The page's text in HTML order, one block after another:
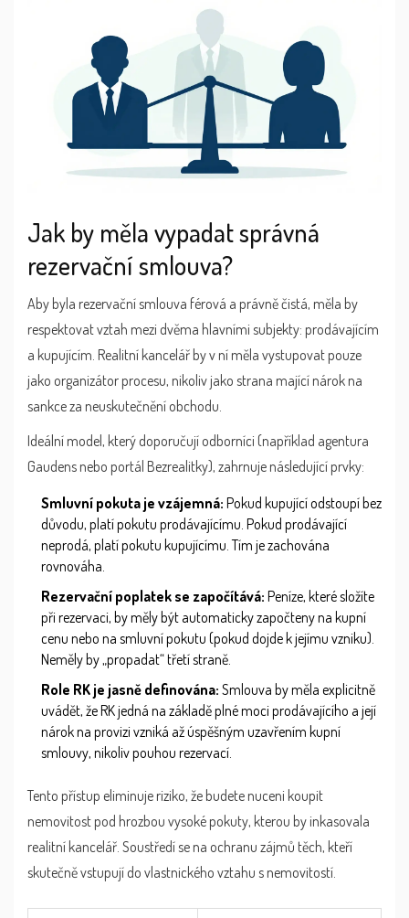
Jak by měla vypadat správná
rezervační smlouva?
Aby byla rezervační smlouva férová a právně čistá, měla by
respektovat vztah mezi dvěma hlavními subjekty: prodávajícím
a kupujícím. Realitní kancelář by v ní měla vystupovat pouze
jako organizátor procesu, nikoliv jako strana mající nárok na
sankce za neuskutečnění obchodu.
Ideální model, který doporučují odborníci (například agentura
Gaudens nebo portál Bezrealitky), zahrnuje následující prvky:
Smluvní pokuta je vzájemná: Pokud kupující odstoupí bez
důvodu, platí pokutu prodávajícímu. Pokud prodávající
neprodá, platí pokutu kupujícímu. Tím je zachována
rovnováha.
Rezervační poplatek se započítává: Peníze, které složíte
při rezervaci, by měly být automaticky započteny na kupní
cenu nebo na smluvní pokutu (pokud dojde k jejímu vzniku).
Neměly by „propadat“ třetí straně.
Role RK je jasně definována: Smlouva by měla explicitně
uvádět, že RK jedná na základě plné moci prodávajícího a její
nárok na provizi vzniká až úspěšným uzavřením kupní
smlouvy, nikoliv pouhou rezervací.
Tento přístup eliminuje riziko, že budete nuceni koupit
nemovitost pod hrozbou vysoké pokuty, kterou by inkasovala
realitní kancelář. Soustředí se na ochranu zájmů těch, kteří
skutečně vstupují do vlastnického vztahu s nemovitostí.